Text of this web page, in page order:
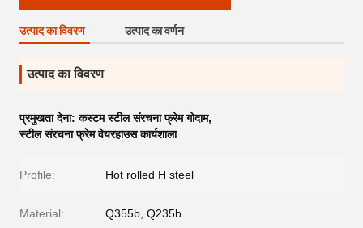
उत्पाद का विवरण उत्पाद का वर्णन
उत्पाद का विवरण
प्रमुखता देना:कस्टम स्टील संरचना फ्रेम गोदाम,
स्टील संरचना फ्रेम वेयरहाउस कार्यशाला
Profile: Hot rolled H steel
Material: Q355b, Q235b